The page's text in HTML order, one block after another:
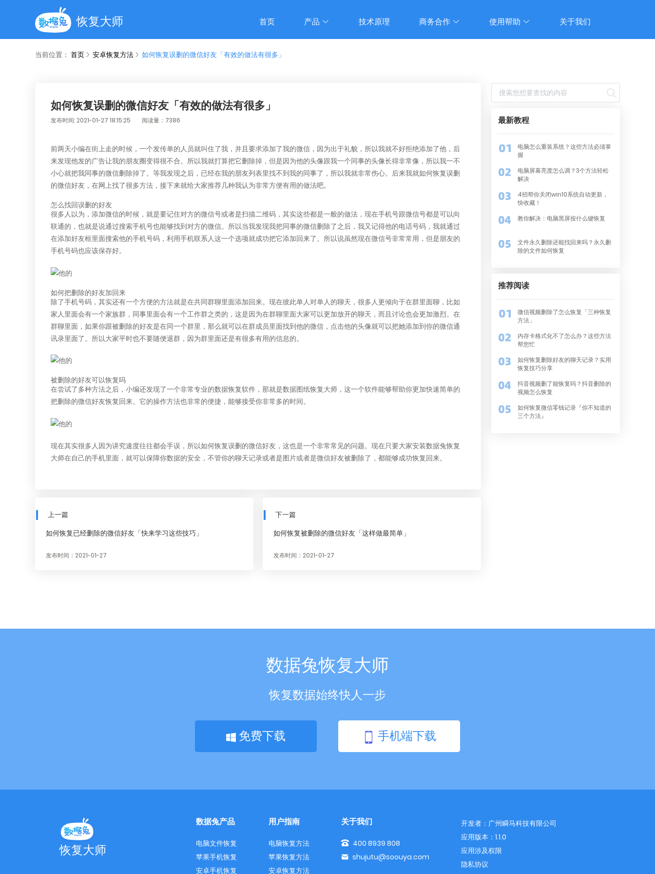
恢复大师 首页 产品 技术原理 商务合作 使用帮助 关于我们
当前位置： 首页 安卓恢复方法 如何恢复误删的微信好友「有效的做法有很多」
如何恢复误删的微信好友「有效的做法有很多」
发布时间: 2021-01-27 18:15:25 阅读量：7386
前两天小编在街上走的时候，一个发传单的人员就叫住了我，并且要求添加了我的微信，因为出于礼貌，所以我就不好拒绝添加了他，后
来发现他发的广告让我的朋友圈变得很不合。所以我就打算把它删除掉，但是因为他的头像跟我一个同事的头像长得非常像，所以我一不
小心就把我同事的微信删除掉了。等我发现之后，已经在我的朋友列表里找不到我的同事了，所以我就非常伤心。后来我就如何恢复误删
的微信好友 ，在网上找了很多方法，接下来就给大家推荐几种我认为非常方便有用的做法吧。
怎么找回误删的好友
很多人以为，添加微信的时候，就是要记住对方的微信号或者是扫描二维码，其实这些都是一般的做法，现在手机号跟微信号都是可以向
联通的，也就是说通过搜索手机号也能够找到对方的微信。所以当我发现我把同事的微信删除了之后，我又记得他的电话号码，我就通过
在添加好友框里面搜索他的手机号码，利用手机联系人这一个选项就成功把它添加回来了。所以说虽然现在微信号非常常用，但是朋友的
手机号码也应该保存好。
如何把删除的好友加回来
除了手机号码，其实还有一个方便的方法就是在共同群聊里面添加回来。现在彼此单人对单人的聊天，很多人更倾向于在群里面聊，比如
家人里面会有一个家族群，同事里面会有一个工作群之类的，这是因为在群聊里面大家可以更加放开的聊天，而且讨论也会更加激烈。在
群聊里面，如果你跟被删除的好友是在同一个群里，那么就可以在群成员里面找到他的微信，点击他的头像就可以把她添加到你的微信通
讯录里面了。所以大家平时也不要随便退群，因为群里面还是有很多有用的信息的。
被删除的好友可以恢复吗
在尝试了多种方法之后，小编还发现了一个非常专业的数据恢复软件，那就是数据图纸恢复大师，这一个软件能够帮助你更加快速简单的
把删除的微信好友恢复回来。它的操作方法也非常的便捷，能够接受你非常多的时间。
现在其实很多人因为讲究速度往往都会手误，所以如何恢复误删的微信好友 ，这也是一个非常常见的问题。现在只要大家安装数据兔恢复
大师在自己的手机里面，就可以保障你数据的安全，不管你的聊天记录或者是图片或者是微信好友被删除了，都能够成功恢复回来。
上一篇
如何恢复已经删除的微信好友「快来学习这些技巧」
发布时间：2021-01-27
下一篇
如何恢复被删除的微信好友「这样做最简单」
发布时间：2021-01-27
最新教程
电脑怎么重装系统？这些方法必须掌
握
电脑屏幕亮度怎么调？3个方法轻松
解决
4招帮你关闭win10系统自动更新，
快收藏！
教你解决：电脑黑屏按什么键恢复
文件永久删除还能找回来吗？永久删
除的文件如何恢复
推荐阅读
微信视频删除了怎么恢复「三种恢复
方法」
内存卡格式化不了怎么办？这些方法
帮您忙
如何恢复删除好友的聊天记录？实用
恢复技巧分享
抖音视频删了能恢复吗？抖音删除的
视频怎么恢复
如何恢复微信零钱记录『你不知道的
三个方法』
数据兔恢复大师
恢复数据始终快人一步
免费下载 手机端下载
恢复大师
数据兔产品
电脑文件恢复
苹果手机恢复
安卓手机恢复
用户指南
电脑恢复方法
苹果恢复方法
安卓恢复方法
关于我们
400 8939 808
shujutu@soouya.com
开发者：广州瞬马科技有限公司
应用版本：1.1.0
应用涉及权限
隐私协议